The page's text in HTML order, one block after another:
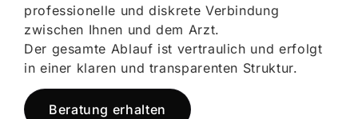
professionelle und diskrete Verbindung
zwischen Ihnen und dem Arzt.
Der gesamte Ablauf ist vertraulich und erfolgt
in einer klaren und transparenten Struktur.
Beratung erhalten